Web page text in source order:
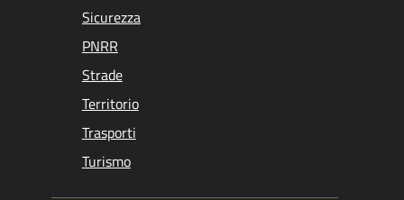
Sicurezza
PNRR
Strade
Territorio
Trasporti
Turismo